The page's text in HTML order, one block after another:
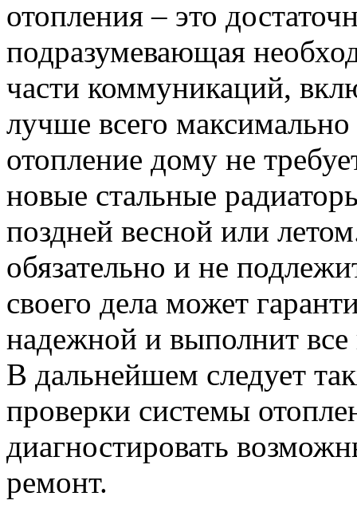
отопления – это
подразумевающая
части коммуникаций,
лучше всего
отопление дому не
новые стальные
поздней весной или
обязательно и не
своего дела может
надежной и выполнит
В дальнейшем следует
проверки системы
диагностировать
ремонт.